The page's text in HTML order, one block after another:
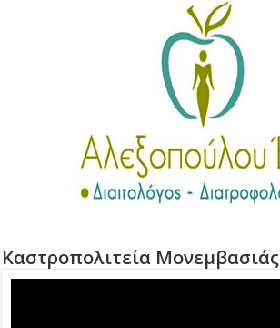
Καστροπολιτεία Μονεμβασιάς